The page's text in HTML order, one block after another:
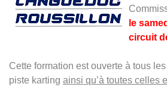
le
circuit
Cette formation est ouverte à tous
piste karting ainsi qu’à toutes celles